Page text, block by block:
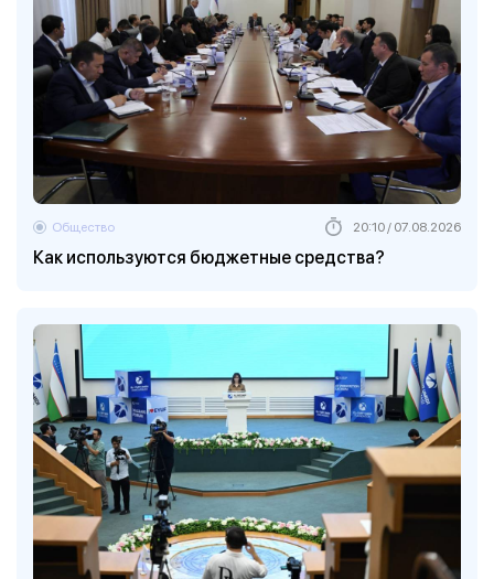
Как используются бюджетные средства?
Общество 20:10 / 07.08.2026